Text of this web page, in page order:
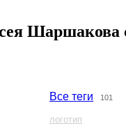
Шаршакова
Все теги 101
логотип